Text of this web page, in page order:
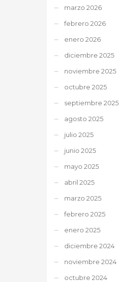
marzo 2026
febrero 2026
enero 2026
diciembre 2025
noviembre 2025
octubre 2025
septiembre 2025
agosto 2025
julio 2025
junio 2025
mayo 2025
abril 2025
marzo 2025
febrero 2025
enero 2025
diciembre 2024
noviembre 2024
octubre 2024